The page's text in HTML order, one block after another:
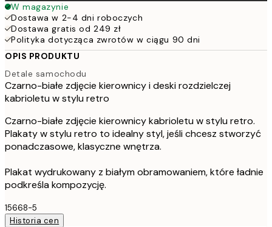
W magazynie
Dostawa w 2-4 dni roboczych
Dostawa gratis od 249 zł
Polityka dotycząca zwrotów w ciągu 90 dni
OPIS PRODUKTU
Detale samochodu
Czarno-białe zdjęcie kierownicy i deski rozdzielczej
kabrioletu w stylu retro
Czarno-białe zdjęcie kierownicy kabrioletu w stylu retro.
Plakaty w stylu retro to idealny styl, jeśli chcesz stworzyć
ponadczasowe, klasyczne wnętrza.
Plakat wydrukowany z białym obramowaniem, które ładnie
podkreśla kompozycję.
15668-5
Historia cen